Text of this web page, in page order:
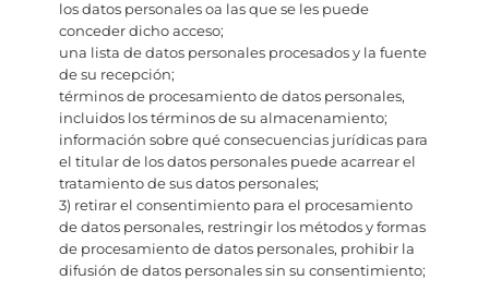
los datos personales oa las que se les puede
conceder dicho acceso;
una lista de datos personales procesados y la fuente
de su recepción;
términos de procesamiento de datos personales,
incluidos los términos de su almacenamiento;
información sobre qué consecuencias jurídicas para
el titular de los datos personales puede acarrear el
tratamiento de sus datos personales;
3) retirar el consentimiento para el procesamiento
de datos personales, restringir los métodos y formas
de procesamiento de datos personales, prohibir la
difusión de datos personales sin su consentimiento;